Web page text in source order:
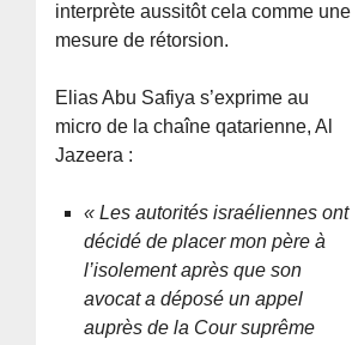
interprète aussitôt cela comme une
mesure de rétorsion.
Elias Abu Safiya s’exprime au
micro de la chaîne qatarienne, Al
Jazeera :
« Les autorités israéliennes ont
décidé de placer mon père à
l’isolement après que son
avocat a déposé un appel
auprès de la Cour suprême